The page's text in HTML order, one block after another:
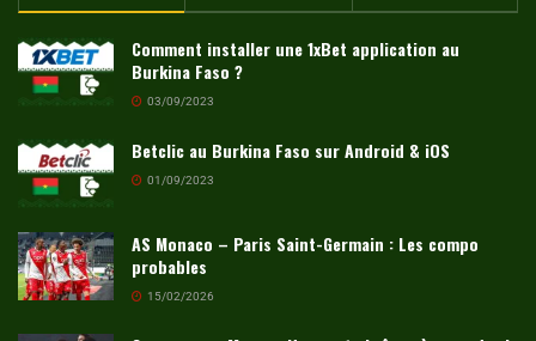
Comment installer une 1xBet application au
Burkina Faso ?
03/09/2023
Betclic au Burkina Faso sur Android & iOS
01/09/2023
AS Monaco – Paris Saint-Germain : Les compo
probables
15/02/2026